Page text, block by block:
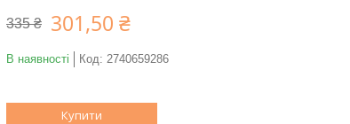
335 ₴ 301,50 ₴
В наявності Код: 2740659286
Купити